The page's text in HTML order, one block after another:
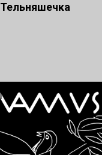
Тельняшечка